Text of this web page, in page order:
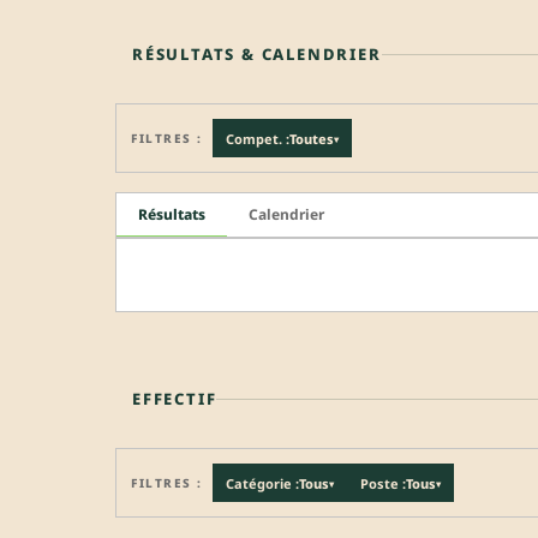
RÉSULTATS & CALENDRIER
FILTRES : Compet. :Toutes▾
Résultats Calendrier
EFFECTIF
FILTRES : Catégorie :Tous▾ Poste :Tous▾